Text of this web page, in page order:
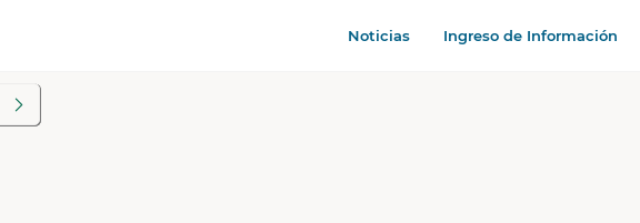
Noticias Ingreso de Información